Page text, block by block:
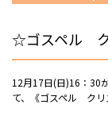
☆ゴスペル ク
12月17日(日)16：30
て、《ゴスペル クリ